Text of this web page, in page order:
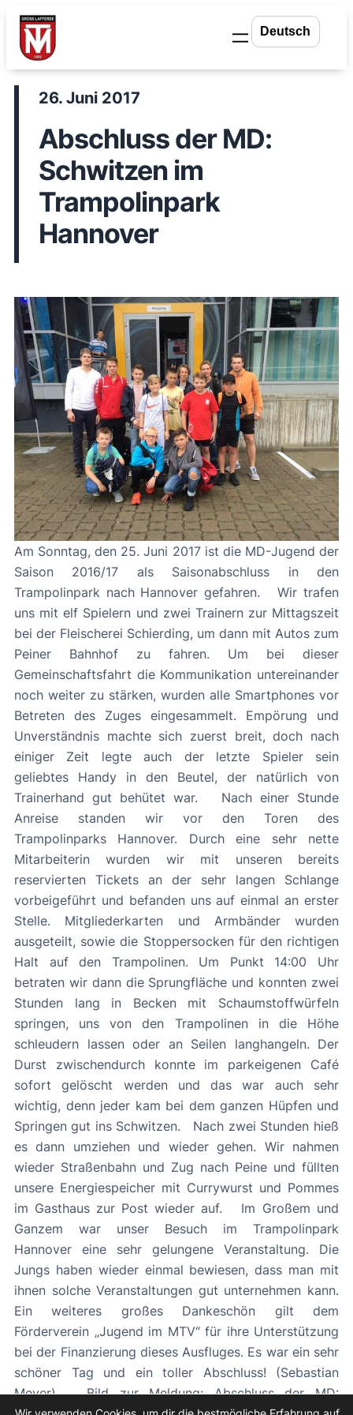
Zum
Inhalt
springen
26. Juni 2017
Abschluss der MD:
Schwitzen im
Trampolinpark
Hannover
Am Sonntag, den 25. Juni 2017 ist die MD-Jugend der
Saison 2016/17 als Saisonabschluss in den
Trampolinpark nach Hannover gefahren. Wir trafen
uns mit elf Spielern und zwei Trainern zur Mittagszeit
bei der Fleischerei Schierding, um dann mit Autos zum
Peiner Bahnhof zu fahren. Um bei dieser
Gemeinschaftsfahrt die Kommunikation untereinander
noch weiter zu stärken, wurden alle Smartphones vor
Betreten des Zuges eingesammelt. Empörung und
Unverständnis machte sich zuerst breit, doch nach
einiger Zeit legte auch der letzte Spieler sein
geliebtes Handy in den Beutel, der natürlich von
Trainerhand gut behütet war. Nach einer Stunde
Anreise standen wir vor den Toren des
Trampolinparks Hannover. Durch eine sehr nette
Mitarbeiterin wurden wir mit unseren bereits
reservierten Tickets an der sehr langen Schlange
vorbeigeführt und befanden uns auf einmal an erster
Stelle. Mitgliederkarten und Armbänder wurden
ausgeteilt, sowie die Stoppersocken für den richtigen
Halt auf den Trampolinen. Um Punkt 14:00 Uhr
betraten wir dann die Sprungfläche und konnten zwei
Stunden lang in Becken mit Schaumstoffwürfeln
springen, uns von den Trampolinen in die Höhe
schleudern lassen oder an Seilen langhangeln. Der
Durst zwischendurch konnte im parkeigenen Café
sofort gelöscht werden und das war auch sehr
wichtig, denn jeder kam bei dem ganzen Hüpfen und
Springen gut ins Schwitzen. Nach zwei Stunden hieß
es dann umziehen und wieder gehen. Wir nahmen
wieder Straßenbahn und Zug nach Peine und füllten
unsere Energiespeicher mit Currywurst und Pommes
im Gasthaus zur Post wieder auf. Im Großem und
Ganzem war unser Besuch im Trampolinpark
Hannover eine sehr gelungene Veranstaltung. Die
Jungs haben wieder einmal bewiesen, dass man mit
ihnen solche Veranstaltungen gut unternehmen kann.
Ein weiteres großes Dankeschön gilt dem
Förderverein „Jugend im MTV“ für ihre Unterstützung
bei der Finanzierung dieses Ausfluges. Es war ein sehr
schöner Tag und ein toller Abschluss! (Sebastian
Meyer) Bild zur Meldung: Abschluss der MD: